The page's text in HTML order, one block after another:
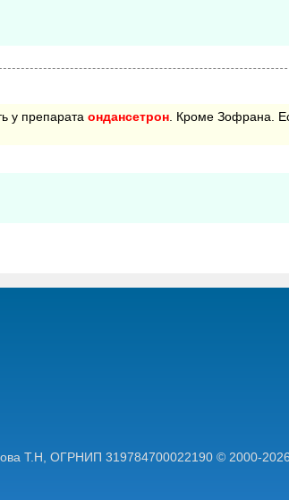
у препарата ондансетрон . Кроме Зофрана.
Т.Н, ОГРНИП 319784700022190 © 2000-2026